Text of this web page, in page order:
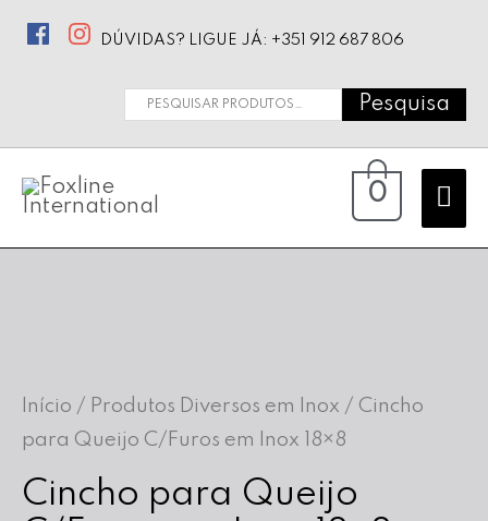
DÚVIDAS? LIGUE JÁ: +351 912 687 806
Pesquisar
Pesquisa
0
Início / Produtos Diversos em Inox / Cincho
para Queijo C/Furos em Inox 18×8
Cincho para Queijo